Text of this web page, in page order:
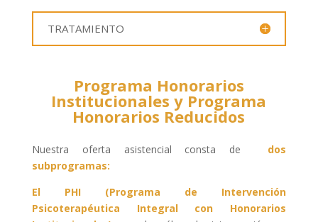
TRATAMIENTO
Programa Honorarios
Institucionales y Programa
Honorarios Reducidos
Nuestra oferta asistencial consta de
dos
subprogramas:
El PHI (Programa de Intervención
Psicoterapéutica Integral con Honorarios